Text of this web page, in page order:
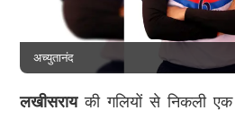
अच्युतानंद
लखीसरायकी गलियों से निकली